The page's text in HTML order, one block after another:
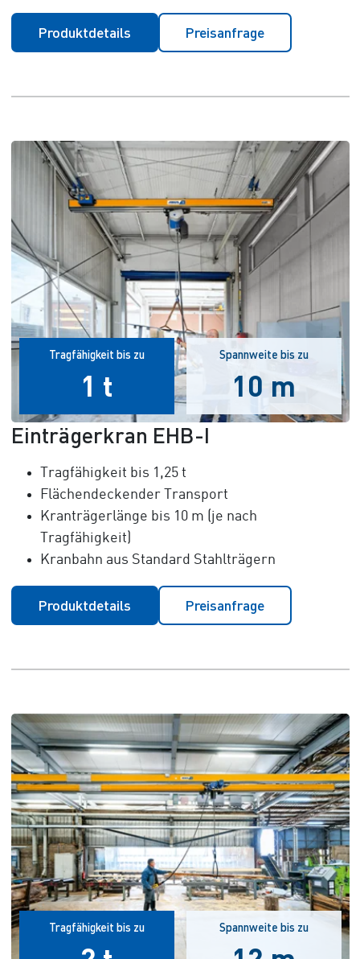
Produktdetails Preisanfrage
Tragfähigkeit bis zu
1 t
Spannweite bis zu
10 m
Einträgerkran EHB-I
Tragfähigkeit bis 1,25 t
Flächendeckender Transport
Kranträgerlänge bis 10 m (je nach
Tragfähigkeit)
Kranbahn aus Standard Stahlträgern
Produktdetails Preisanfrage
Tragfähigkeit bis zu Spannweite bis zu